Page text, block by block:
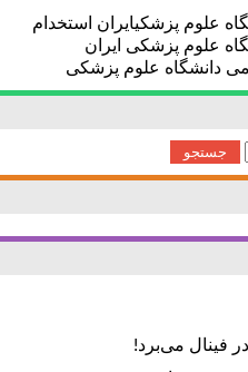
علوم پزشکیایران استخدام
علوم پزشکی ایران
دانشگاه علوم پزشکی
فینال می‌برد!